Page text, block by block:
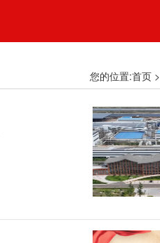
您的位置:首页 >